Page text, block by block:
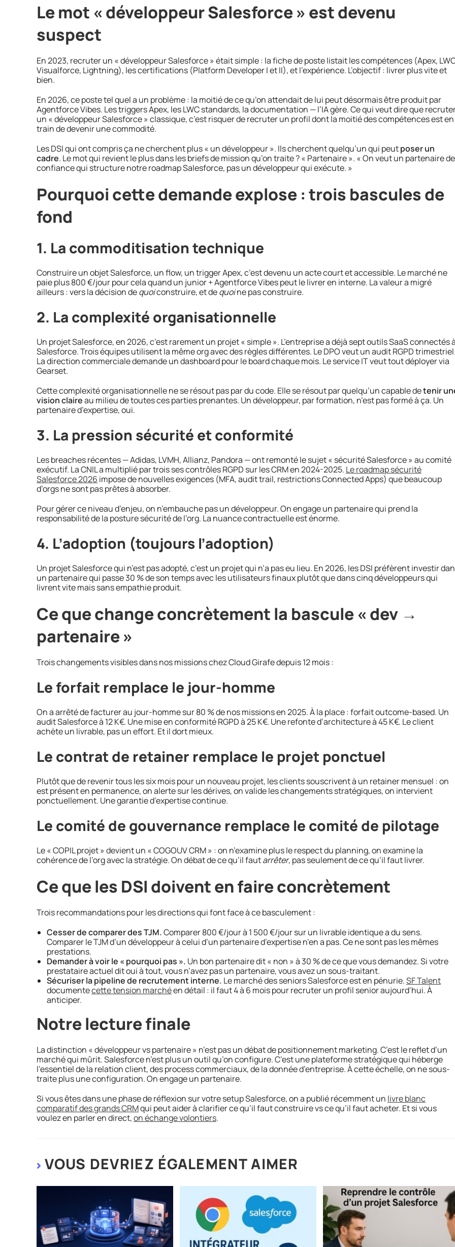
Le mot « développeur Salesforce » est devenu
suspect
En 2023, recruter un « développeur Salesforce » était simple : la fiche de poste listait les compétences (Apex,
Visualforce, Lightning), les certifications (Platform Developer I et II), et l’expérience. L’objectif : livrer plus vite et
bien.
En 2026, ce poste tel quel a un problème : la moitié de ce qu’on attendait de lui peut désormais être produit par
Agentforce Vibes. Les triggers Apex, les LWC standards, la documentation — l’IA gère. Ce qui veut dire que
un « développeur Salesforce » classique, c’est risquer de recruter un profil dont la moitié des compétences est en
train de devenir une commodité.
Les DSI qui ont compris ça ne cherchent plus « un développeur ». Ils cherchent quelqu’un qui peutposer un
cadre. Le mot qui revient le plus dans les briefs de mission qu’on traite ? « Partenaire ». « On veut un partenaire de
confiance qui structure notre roadmap Salesforce, pas un développeur qui exécute. »
Pourquoi cette demande explose : trois bascules de
fond
1. La commoditisation technique
Construire un objet Salesforce, un flow, un trigger Apex, c’est devenu un acte court et accessible. Le marché ne
paie plus 800 €/jour pour cela quand un junior + Agentforce Vibes peut le livrer en interne. La valeur a migré
ailleurs : vers la décision dequoiconstruire, et dequoine pas construire.
2. La complexité organisationnelle
Un projet Salesforce, en 2026, c’est rarement un projet « simple ». L’entreprise a déjà sept outils SaaS connectés
Salesforce. Trois équipes utilisent la même org avec des règles différentes. Le DPO veut un audit RGPD
La direction commerciale demande un dashboard pour le board chaque mois. Le service IT veut tout déployer via
Gearset.
Cette complexité organisationnelle ne se résout pas par du code. Elle se résout par quelqu’un capable detenir
vision claireau milieu de toutes ces parties prenantes. Un développeur, par formation, n’est pas formé à ça. Un
partenaire d’expertise, oui.
3. La pression sécurité et conformité
Les breaches récentes — Adidas, LVMH, Allianz, Pandora — ont remonté le sujet « sécurité Salesforce » au comité
exécutif. La CNIL a multiplié par trois ses contrôles RGPD sur les CRM en 2024-2025. Le roadmap sécurité
Salesforce 2026 impose de nouvelles exigences (MFA, audit trail, restrictions Connected Apps) que beaucoup
d’orgs ne sont pas prêtes à absorber.
Pour gérer ce niveau d’enjeu, on n’embauche pas un développeur. On engage un partenaire qui prend la
responsabilité de la posture sécurité de l’org. La nuance contractuelle est énorme.
4. L’adoption (toujours l’adoption)
Un projet Salesforce qui n’est pas adopté, c’est un projet qui n’a pas eu lieu. En 2026, les DSI préfèrent investir
un partenaire qui passe 30 % de son temps avec les utilisateurs finaux plutôt que dans cinq développeurs qui
livrent vite mais sans empathie produit.
Ce que change concrètement la bascule « dev →
partenaire »
Trois changements visibles dans nos missions chez Cloud Girafe depuis 12 mois :
Le forfait remplace le jour-homme
On a arrêté de facturer au jour-homme sur 80 % de nos missions en 2025. À la place : forfait outcome-based. Un
audit Salesforce à 12 K€. Une mise en conformité RGPD à 25 K€. Une refonte d’architecture à 45 K€. Le client
achète un livrable, pas un effort. Et il dort mieux.
Le contrat de retainer remplace le projet ponctuel
Plutôt que de revenir tous les six mois pour un nouveau projet, les clients souscrivent à un retainer mensuel : on
est présent en permanence, on alerte sur les dérives, on valide les changements stratégiques, on intervient
ponctuellement. Une garantie d’expertise continue.
Le comité de gouvernance remplace le comité de pilotage
Le « COPIL projet » devient un « COGOUV CRM » : on n’examine plus le respect du planning, on examine la
cohérence de l’org avec la stratégie. On débat de ce qu’il fautarrêter, pas seulement de ce qu’il faut livrer.
Ce que les DSI doivent en faire concrètement
Trois recommandations pour les directions qui font face à ce basculement :
Cesser de comparer des TJM.Comparer 800 €/jour à 1 500 €/jour sur un livrable identique a du sens.
Comparer le TJM d’un développeur à celui d’un partenaire d’expertise n’en a pas. Ce ne sont pas les mêmes
prestations.
Demander à voir le « pourquoi pas ». Un bon partenaire dit « non » à 30 % de ce que vous demandez. Si votre
prestataire actuel dit oui à tout, vous n’avez pas un partenaire, vous avez un sous-traitant.
Sécuriser la pipeline de recrutement interne. Le marché des seniors Salesforce est en pénurie.SF Talent
documentecette tension marchéen détail : il faut 4 à 6 mois pour recruter un profil senior aujourd’hui. À
anticiper.
Notre lecture finale
La distinction « développeur vs partenaire » n’est pas un débat de positionnement marketing. C’est le reflet d’un
marché qui mûrit. Salesforce n’est plus un outil qu’on configure. C’est une plateforme stratégique qui héberge
l’essentiel de la relation client, des process commerciaux, de la donnée d’entreprise. À cette échelle, on ne sous-
traite plus une configuration. On engage un partenaire.
Si vous êtes dans une phase de réflexion sur votre setup Salesforce, on a publié récemment un livre blanc
comparatif des grands CRMqui peut aider à clarifier ce qu’il faut construire vs ce qu’il faut acheter. Et si vous
voulez en parler en direct,on échange volontiers.
VOUS DEVRIEZ ÉGALEMENT AIMER